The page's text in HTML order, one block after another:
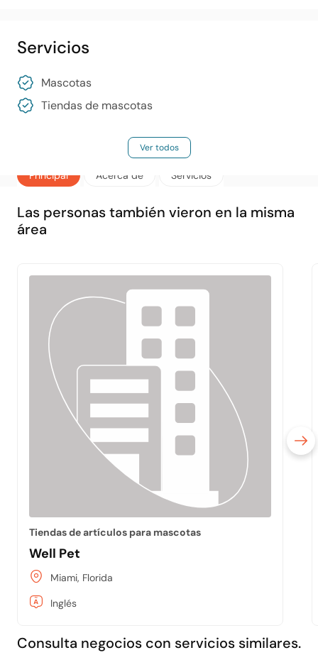
Principal Acerca de Servicios
Servicios
Mascotas
Tiendas de mascotas
Ver todos
Las personas también vieron en la misma
área
Tiendas de artículos para mascotas
Well Pet
Miami, Florida
Inglés
Consulta negocios con servicios similares.